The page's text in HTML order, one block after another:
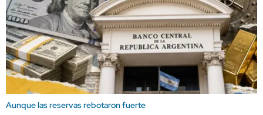
Aunque las reservas rebotaron fuerte